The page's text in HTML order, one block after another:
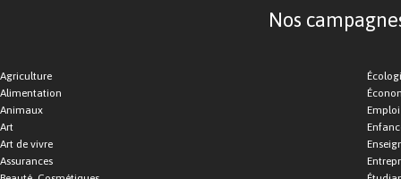
Nos
Agriculture
Alimentation
Animaux
Art
Art de vivre
Assurances
Emploi